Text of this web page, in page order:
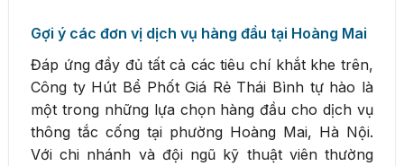
Gợi ý các đơn vị dịch vụ hàng đầu tại Hoàng Mai
Đáp ứng đầy đủ tất cả các tiêu chí khắt khe trên,
Công ty Hút Bể Phốt Giá Rẻ Thái Bình tự hào là
một trong những lựa chọn hàng đầu cho dịch vụ
thông tắc cống tại phường Hoàng Mai, Hà Nội.
Với chi nhánh và đội ngũ kỹ thuật viên thường